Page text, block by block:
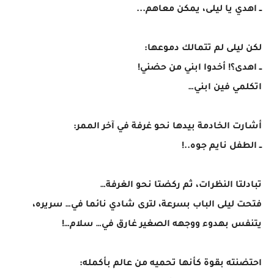
ــ اهدي يا ليلى، يمكن معاهم...
لكن ليلى لم تتمالك دموعها:
ــ اهدى؟! أخدوا ابني من حضني!
اتكلمي فين ابني…
أشارت الخادمة بيدها نحو غرفة في آخر الممر:
ــ الطفل نايم جوه..!
تبادلتا النظرات، ثم ركضتا نحو الغرفة…
فتحت ليلى الباب بسرعة، لترى شادي نائما في… سريره،
يتنفس بهدوء ووجهه الصغير غارق في… سلام…!
احتضنته بقوة كأنها تحميه من عالم بأكمله: